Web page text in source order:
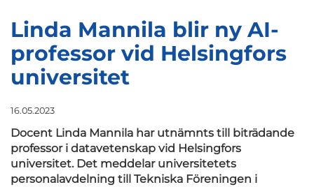
Linda Mannila blir ny AI-
professor vid Helsingfors
universitet
16.05.2023
Docent Linda Mannila har utnämnts till biträdande
professor i datavetenskap vid Helsingfors
universitet. Det meddelar universitetets
personalavdelning till Tekniska Föreningen i